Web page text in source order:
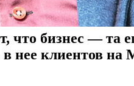
что бизнес — та
нее клиентов на